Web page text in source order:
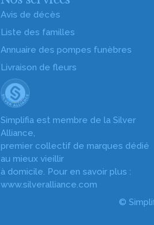
Avis de décès
Liste des familles
Annuaire des pompes funèbres
Livraison de fleurs
Simplifia est membre de la Silver
Alliance,
premier collectif de marques dédié
au mieux vieillir
à domicile. Pour en savoir plus :
www.silveralliance.com
©